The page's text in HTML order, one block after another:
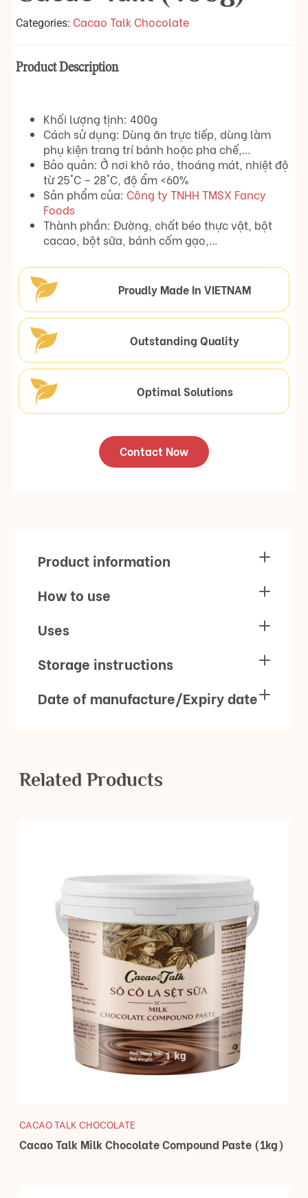
Categories: Cacao Talk Chocolate
Product Description
Khối lượng tịnh: 400g
Cách sử dụng: Dùng ăn trực tiếp, dùng làm
phụ kiện trang trí bánh hoặc pha chế,…
Bảo quản: Ở nơi khô ráo, thoáng mát, nhiệt độ
từ 25°C – 28°C, độ ẩm <60%
Sản phẩm của: Công ty TNHH TMSX Fancy
Foods
Thành phần: Đường, chất béo thực vật, bột
cacao, bột sữa, bánh cốm gạo,…
Proudly Made In VIETNAM
Outstanding Quality
Optimal Solutions
Contact Now
Product information
How to use
Uses
Storage instructions
Date of manufacture/Expiry date
Related Products
CACAO TALK CHOCOLATE
Cacao Talk Milk Chocolate Compound Paste (1kg)